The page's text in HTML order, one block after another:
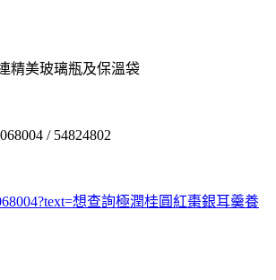
精美玻璃瓶及保溫袋
/ 54824802
想查詢極潤桂圓紅棗銀耳羹養